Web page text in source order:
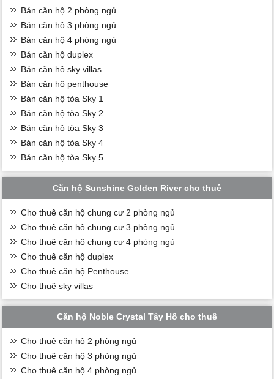
Bán căn hộ 2 phòng ngủ
Bán căn hộ 3 phòng ngủ
Bán căn hộ 4 phòng ngủ
Bán căn hộ duplex
Bán căn hộ sky villas
Bán căn hộ penthouse
Bán căn hộ tòa Sky 1
Bán căn hộ tòa Sky 2
Bán căn hộ tòa Sky 3
Bán căn hộ tòa Sky 4
Bán căn hộ tòa Sky 5
Căn hộ Sunshine Golden River cho thuê
Cho thuê căn hộ chung cư 2 phòng ngủ
Cho thuê căn hộ chung cư 3 phòng ngủ
Cho thuê căn hộ chung cư 4 phòng ngủ
Cho thuê căn hộ duplex
Cho thuê căn hộ Penthouse
Cho thuê sky villas
Căn hộ Noble Crystal Tây Hồ cho thuê
Cho thuê căn hộ 2 phòng ngủ
Cho thuê căn hộ 3 phòng ngủ
Cho thuê căn hộ 4 phòng ngủ